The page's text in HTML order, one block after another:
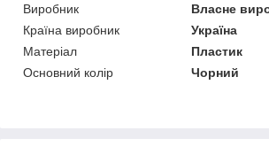
Виробник
Власне
Країна виробник
Україна
Матеріал
Пластик
Основний колір
Чорний